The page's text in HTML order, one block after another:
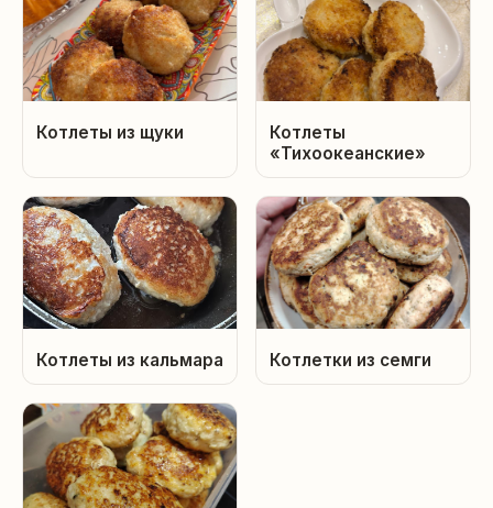
Котлеты из щуки
Котлеты
«Тихоокеанские»
Котлеты из кальмара Котлетки из семги